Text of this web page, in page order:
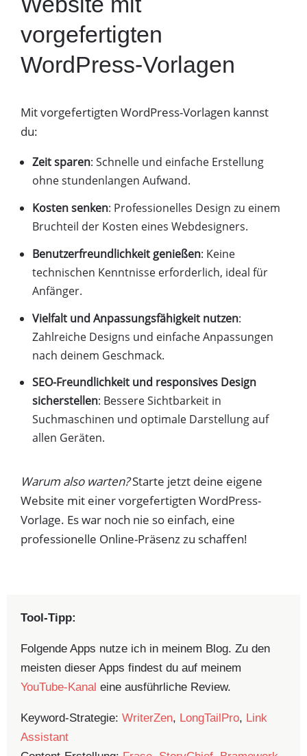
vorgefertigten
WordPress-Vorlagen
Mit vorgefertigten WordPress-Vorlagen kannst
du:
Zeit sparen: Schnelle und einfache Erstellung
ohne stundenlangen Aufwand.
Kosten senken: Professionelles Design zu einem
Bruchteil der Kosten eines Webdesigners.
Benutzerfreundlichkeit genießen: Keine
technischen Kenntnisse erforderlich, ideal für
Anfänger.
Vielfalt und Anpassungsfähigkeit nutzen:
Zahlreiche Designs und einfache Anpassungen
nach deinem Geschmack.
SEO-Freundlichkeit und responsives Design
sicherstellen: Bessere Sichtbarkeit in
Suchmaschinen und optimale Darstellung auf
allen Geräten.
Warum also warten?Starte jetzt deine eigene
Website mit einer vorgefertigten WordPress-
Vorlage. Es war noch nie so einfach, eine
professionelle Online-Präsenz zu schaffen!
Tool-Tipp:
Folgende Apps nutze ich in meinem Blog. Zu den
meisten dieser Apps findest du auf meinem
YouTube-Kanal eine ausführliche Review.
Keyword-Strategie: WriterZen, LongTailPro, Link
Assistant